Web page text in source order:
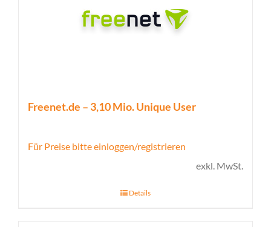
Freenet.de – 3,10 Mio. Unique User
Für Preise bitte einloggen/registrieren
exkl. MwSt.
Details